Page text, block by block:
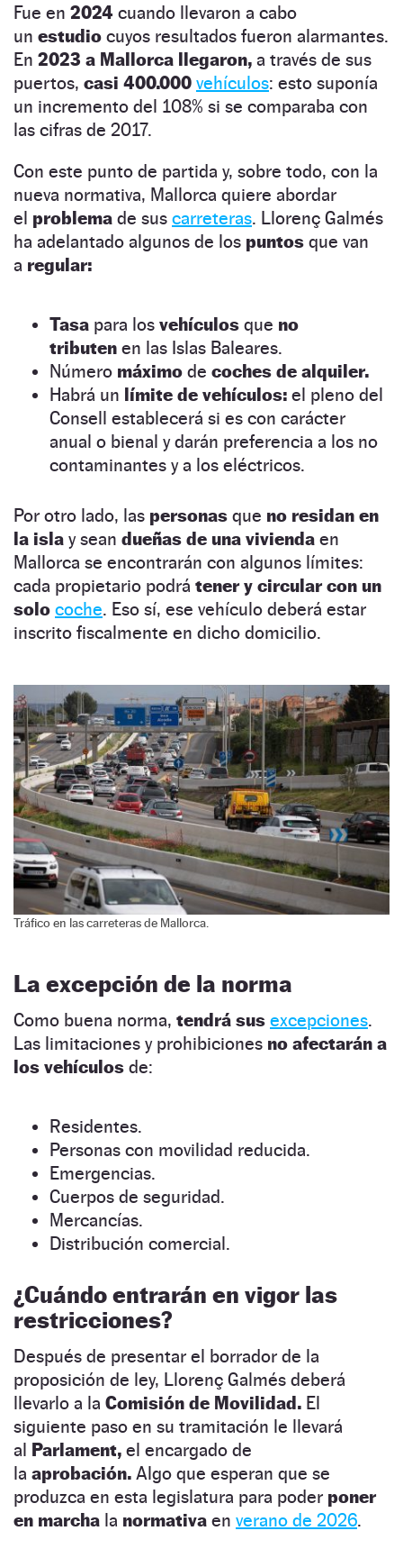
Fue en 2024 cuando llevaron a cabo
un estudio cuyos resultados fueron alarmantes.
En 2023 a Mallorca llegaron, a través de sus
puertos, casi 400.000 vehículos: esto suponía
un incremento del 108% si se comparaba con
las cifras de 2017.
Con este punto de partida y, sobre todo, con la
nueva normativa, Mallorca quiere abordar
el problema de sus carreteras. Llorenç Galmés
ha adelantado algunos de los puntos que van
a regular:
Tasa para los vehículos que no
tributen en las Islas Baleares.
Número máximo de coches de alquiler.
Habrá un límite de vehículos: el pleno del
Consell establecerá si es con carácter
anual o bienal y darán preferencia a los no
contaminantes y a los eléctricos.
Por otro lado, las personas que no residan en
la isla y sean dueñas de una vivienda en
Mallorca se encontrarán con algunos límites:
cada propietario podrá tener y circular con un
solo coche. Eso sí, ese vehículo deberá estar
inscrito fiscalmente en dicho domicilio.
Tráfico en las carreteras de Mallorca.
La excepción de la norma
Como buena norma, tendrá sus excepciones.
Las limitaciones y prohibiciones no afectarán a
los vehículos de:
Residentes.
Personas con movilidad reducida.
Emergencias.
Cuerpos de seguridad.
Mercancías.
Distribución comercial.
¿Cuándo entrarán en vigor las
restricciones?
Después de presentar el borrador de la
proposición de ley, Llorenç Galmés deberá
llevarlo a la Comisión de Movilidad. El
siguiente paso en su tramitación le llevará
al
Parlament, el encargado de
la aprobación. Algo que esperan que se
produzca en esta legislatura para poder poner
en marcha la normativa en verano de 2026.